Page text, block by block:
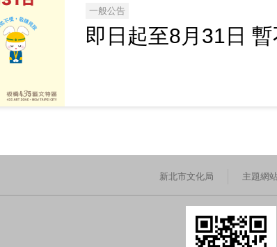
一般公告
即日起至8月31日
新北市文化局 主題網